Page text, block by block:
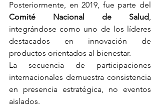
Comité Nacional de Salud,
integrándose como uno de los líderes
destacados en innovación de
productos orientados al bienestar.
La secuencia de participaciones
internacionales demuestra consistencia
en presencia estratégica, no eventos
aislados.